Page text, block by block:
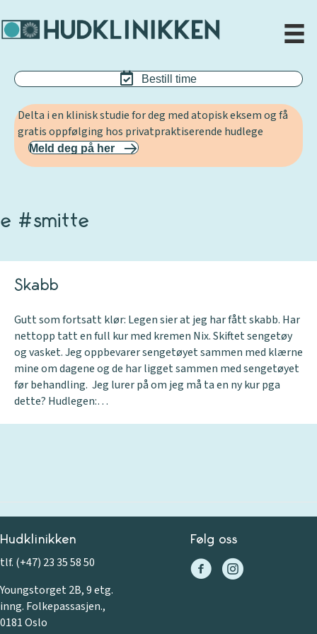
Bestill time
Delta i en klinisk studie for deg med atopisk eksem og få
gratis oppfølging hos privatpraktiserende hudlege
Meld deg på her
e #smitte
Skabb
Gutt som fortsatt klør: Legen sier at jeg har fått skabb. Har
nettopp tatt en full kur med kremen Nix. Skiftet sengetøy
og vasket. Jeg oppbevarer sengetøyet sammen med klærne
mine om dagene og de har ligget sammen med sengetøyet
før behandling. Jeg lurer på om jeg må ta en ny kur pga
dette? Hudlegen:…
Hudklinikken
tlf. (+47) 23 35 58 50
Youngstorget 2B, 9 etg.
inng. Folkepassasjen.,
0181 Oslo
Følg oss